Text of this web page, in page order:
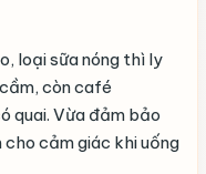
loại sữa nóng thì ly
còn café
quai. Vừa đảm bảo
cảm giác khi uống